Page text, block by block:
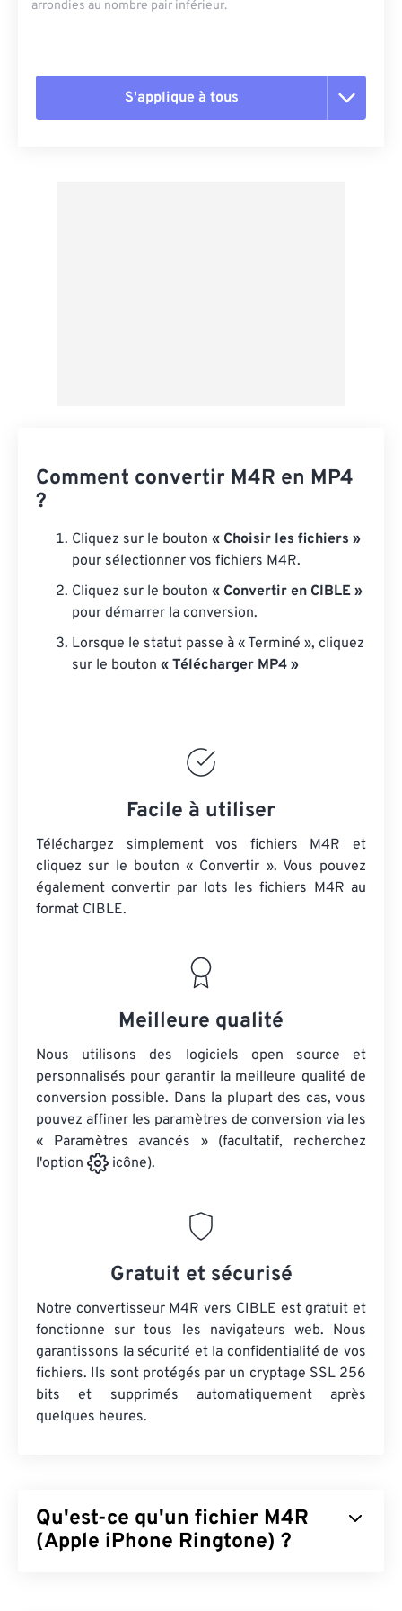
arrondies au nombre pair inférieur.
S'applique à tous
Comment convertir M4R en MP4
?
Cliquez sur le bouton « Choisir les fichiers »
pour sélectionner vos fichiers M4R.
Cliquez sur le bouton « Convertir en CIBLE »
pour démarrer la conversion.
Lorsque le statut passe à « Terminé », cliquez
sur le bouton « Télécharger MP4 »
Facile à utiliser
Téléchargez simplement vos fichiers M4R et
cliquez sur le bouton « Convertir ». Vous pouvez
également convertir par lots les fichiers M4R au
format CIBLE.
Meilleure qualité
Nous utilisons des logiciels open source et
personnalisés pour garantir la meilleure qualité de
conversion possible. Dans la plupart des cas, vous
pouvez affiner les paramètres de conversion via les
« Paramètres avancés » (facultatif, recherchez
l'option
icône).
Gratuit et sécurisé
Notre convertisseur M4R vers CIBLE est gratuit et
fonctionne sur tous les navigateurs web. Nous
garantissons la sécurité et la confidentialité de vos
fichiers. Ils sont protégés par un cryptage SSL 256
bits et supprimés automatiquement après
quelques heures.
Qu'est-ce qu'un fichier M4R
(Apple iPhone Ringtone) ?